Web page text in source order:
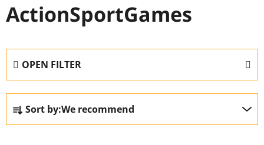
ActionSportGames
OPEN FILTER
P
o
Sort by:We recommend